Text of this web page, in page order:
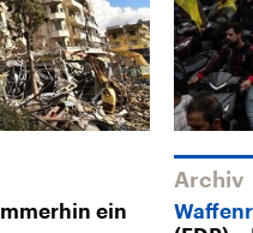
Immerhin ein
Archiv